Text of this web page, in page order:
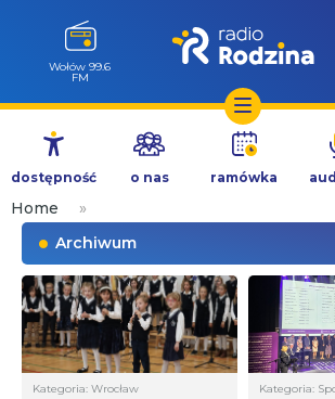
Przejdź
treści
Wołów 99.6
FM
dostępność o nas ramówka
Home
»
Archiwum
Kategoria: Wrocław Kategoria: